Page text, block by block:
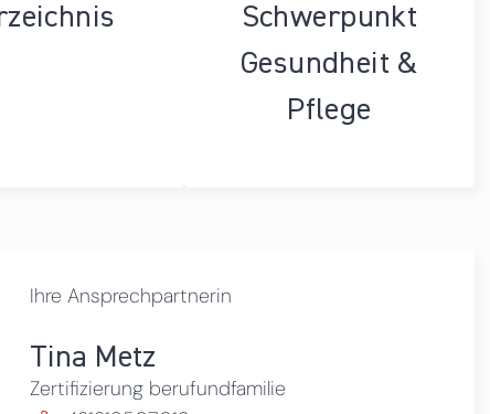
Schwerpunkt
Gesundheit &
Pflege
Ihre Ansprechpartnerin
Tina Metz
Zertifizierung berufundfamilie